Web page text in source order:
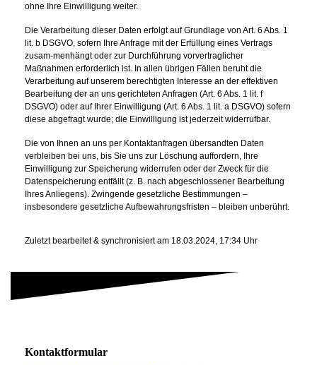
ohne Ihre Einwilligung weiter.
Die Verarbeitung dieser Daten erfolgt auf Grundlage von Art. 6 Abs. 1
lit. b DSGVO, sofern Ihre Anfrage mit der Erfüllung eines Vertrags
zusam-menhängt oder zur Durchführung vorvertraglicher
Maßnahmen erforderlich ist. In allen übrigen Fällen beruht die
Verarbeitung auf unserem berechtigten Interesse an der effektiven
Bearbeitung der an uns gerichteten Anfragen (Art. 6 Abs. 1 lit. f
DSGVO) oder auf Ihrer Einwilligung (Art. 6 Abs. 1 lit. a DSGVO) sofern
diese abgefragt wurde; die Einwilligung ist jederzeit widerrufbar.
Die von Ihnen an uns per Kontaktanfragen übersandten Daten
verbleiben bei uns, bis Sie uns zur Löschung auffordern, Ihre
Einwilligung zur Speicherung widerrufen oder der Zweck für die
Datenspeicherung entfällt (z. B. nach abgeschlossener Bearbeitung
Ihres Anliegens). Zwingende gesetzliche Bestimmungen –
insbesondere gesetzliche Aufbewahrungsfristen – bleiben unberührt.
Zuletzt bearbeitet & synchronisiert am 18.03.2024, 17:34 Uhr
Kontaktformular